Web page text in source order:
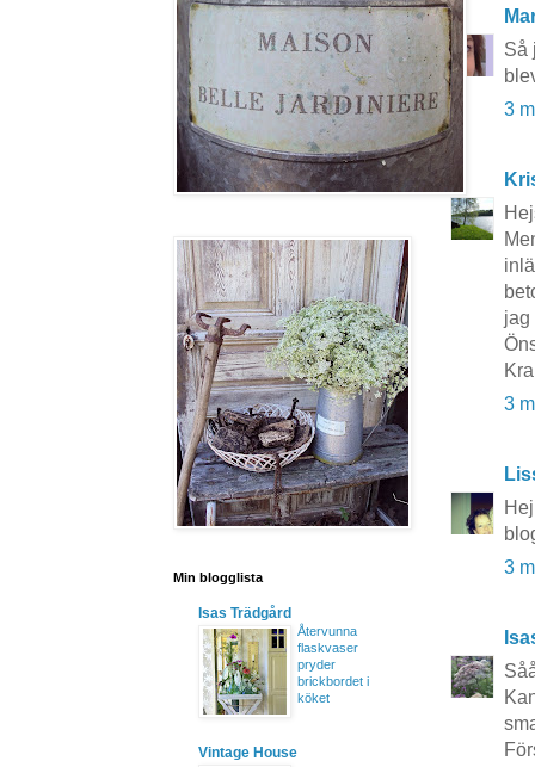
Så
3
jag
3
3
Min blogglista
Isas Trädgård
Återvunna
flaskvaser
pryder
brickbordet i
köket
Vintage House